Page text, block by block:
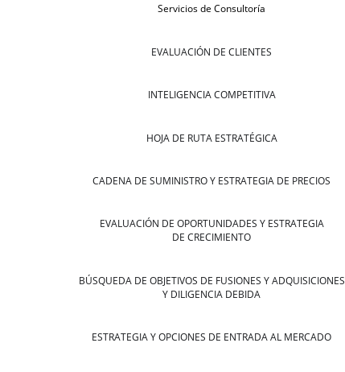
Servicios de Consultoría
EVALUACIÓN DE CLIENTES
INTELIGENCIA COMPETITIVA
HOJA DE RUTA ESTRATÉGICA
CADENA DE SUMINISTRO Y ESTRATEGIA DE PRECIOS
EVALUACIÓN DE OPORTUNIDADES Y ESTRATEGIA
DE CRECIMIENTO
BÚSQUEDA DE OBJETIVOS DE FUSIONES Y ADQUISICIONES
Y DILIGENCIA DEBIDA
ESTRATEGIA Y OPCIONES DE ENTRADA AL MERCADO